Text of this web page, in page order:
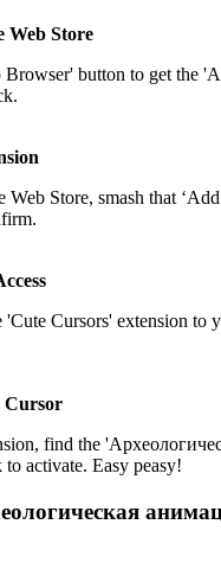
Web Store
button to get the
Web Store, smash that
'Cute Cursors' extension to
Cursor
find the
activate. Easy peasy!